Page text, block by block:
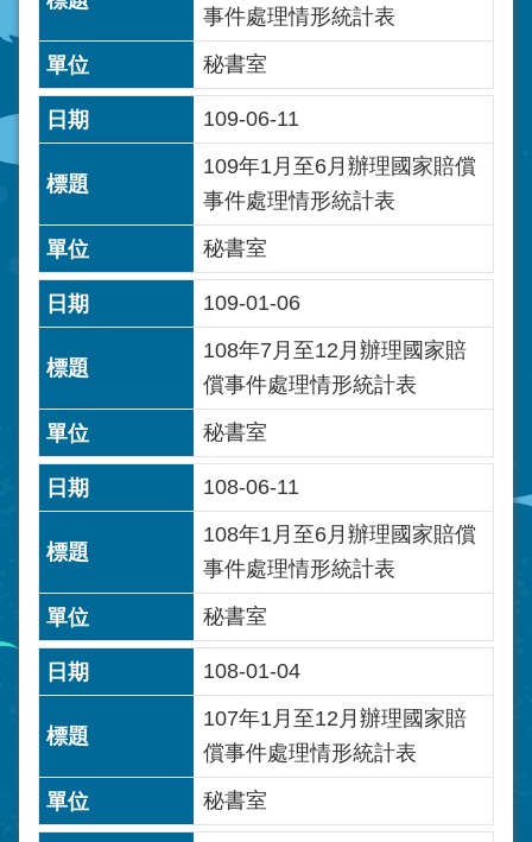
事件處理情形統計表
秘書室
109-06-11
109年1月至6月辦理國家賠償
事件處理情形統計表
秘書室
109-01-06
108年7月至12月辦理國家賠
償事件處理情形統計表
秘書室
108-06-11
108年1月至6月辦理國家賠償
事件處理情形統計表
秘書室
108-01-04
107年1月至12月辦理國家賠
償事件處理情形統計表
秘書室